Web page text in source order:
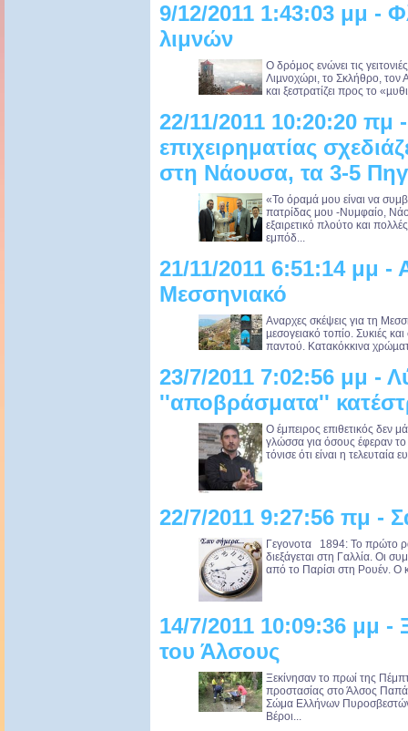
9/12/2011 1:43:03 μμ -
λιμνών
Ο δρόµος ενώνει τις
Λιµνοχώρι, το Σκλήθρο, τον
και ξεστρατίζει προς το
22/11/2011 10:20:20 πμ
επιχειρηματίας
στη Νάουσα, τα 3-5
«Το όραμά μου είναι να
πατρίδας μου -Νυμφαίο,
εξαιρετικό πλούτο και
εμπόδ...
21/11/2011 6:51:14 μμ
Μεσσηνιακό
Αναρχες σκέψεις για τη
µεσογειακό τοπίο. Συκιές
παντού. Κατακόκκινα
23/7/2011 7:02:56 μμ -
''αποβράσματα''
Ο έμπειρος επιθετικός δεν
γλώσσα για όσους έφεραν
τόνισε ότι είναι η τελευταία
22/7/2011 9:27:56 πμ -
Γεγονoτα 1894: Το πρώτο
διεξάγεται στη Γαλλία. Οι
από το Παρίσι στη Ρουέν. Ο
14/7/2011 10:09:36 μμ -
του Άλσους
Ξεκίνησαν το πρωί της
προστασίας στο Άλσος
Σώμα Ελλήνων
Βέροι...